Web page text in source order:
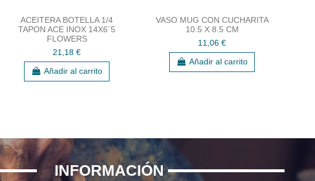
ACEITERA BOTELLA 1/4
TAPON ACE INOX 14X6´5
FLOWERS
21,18 €
Añadir al carrito
VASO MUG CON CUCHARITA
10.5 X 8.5 CM
11,06 €
Añadir al carrito
INFORMACIÓN